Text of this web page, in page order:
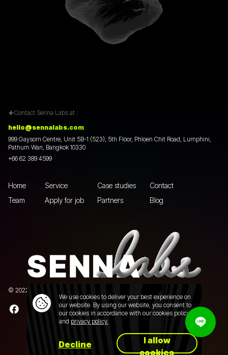
We use cookies to deliver your best experience on
our website. By using our website, you consent to
our cookies in accordance with our cookies policy
and privacy policy.
Decline
I allow
cookies
Contact Senna Labs at :
hello@sennalabs.com
999 Gaysorn Centre, Unit 5B-1 (523), 5th Floor, Phloen Chit Road, Lumphini,
Pathum Wan, Bangkok 10330
+66 62 389 4599
Home Service Case studies
Contact
Team
Apply for job Partners Blog
© 2022 Senna Labs Co., Ltd.All rights reserved. |